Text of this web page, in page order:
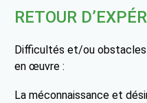
RETOUR
Difficultés et/ou
en œuvre :
La méconnaissance et